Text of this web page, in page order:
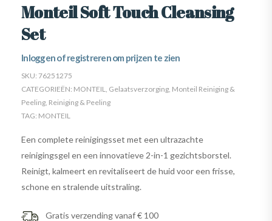
Monteil Soft Touch Cleansing
Set
Inloggen of registreren om prijzen te zien
SKU: 76251275
CATEGORIEËN: MONTEIL Gelaatsverzorging Monteil Reiniging &
Peeling Reiniging & Peeling
TAG: MONTEIL
Een complete reinigingsset met een ultrazachte
reinigingsgel en een innovatieve 2-in-1 gezichtsborstel.
Reinigt, kalmeert en revitaliseert de huid voor een frisse,
schone en stralende uitstraling.
Gratis verzending vanaf € 100